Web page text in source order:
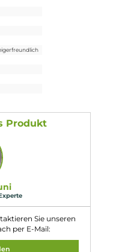
sind im Wenax M1 Kit
Zugdauerbegrenzung
ist besonders wichtig für
Farbvarianten erhältlich, was
Gerät zu wählen, das ihrem
M1 Pod Kit